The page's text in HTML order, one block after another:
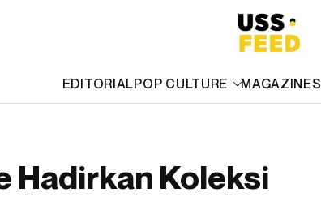
EDITORIALPOP CULTURE MAGAZINES
Hadirkan Koleksi